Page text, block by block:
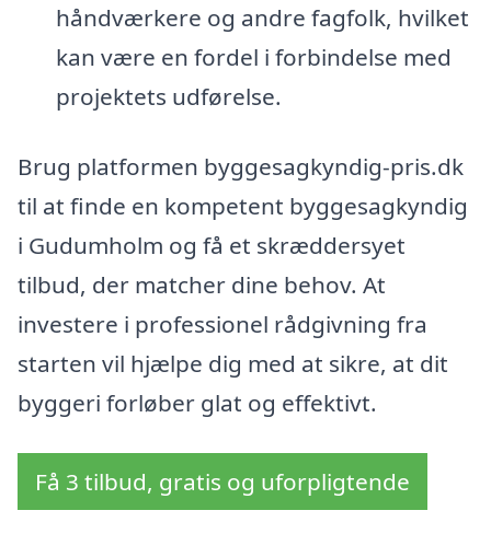
håndværkere og andre fagfolk, hvilket
kan være en fordel i forbindelse med
projektets udførelse.
Brug platformen byggesagkyndig-pris.dk
til at finde en kompetent byggesagkyndig
i Gudumholm og få et skræddersyet
tilbud, der matcher dine behov. At
investere i professionel rådgivning fra
starten vil hjælpe dig med at sikre, at dit
byggeri forløber glat og effektivt.
Få 3 tilbud, gratis og uforpligtende